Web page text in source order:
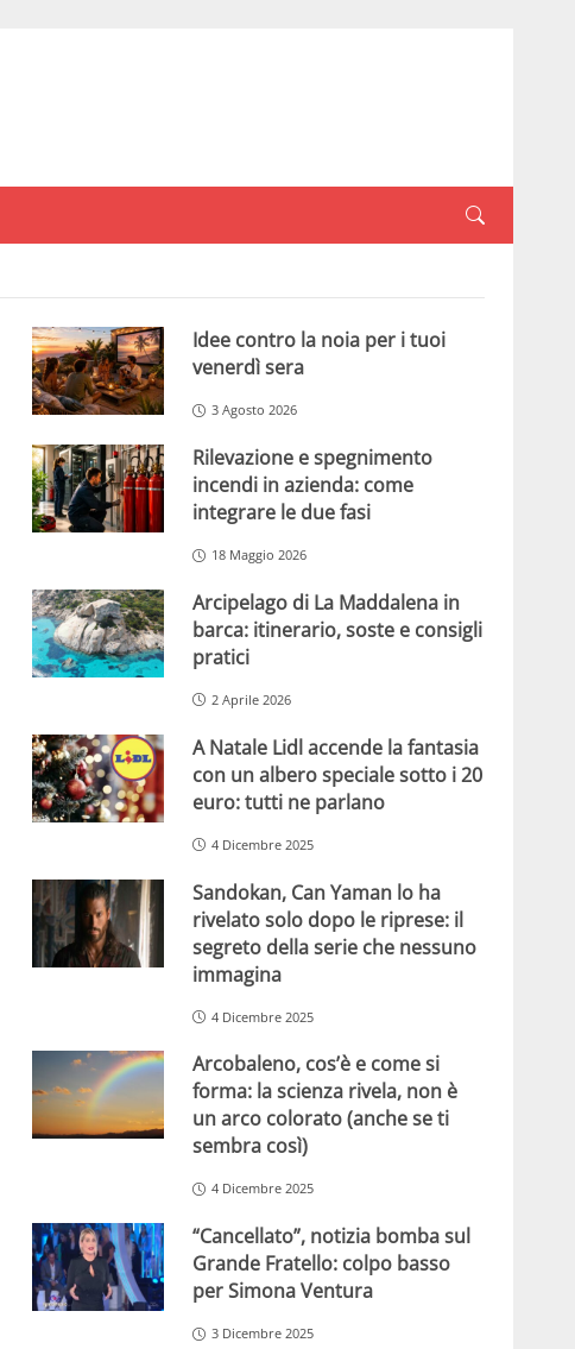
Idee contro la noia per i tuoi
venerdì sera
3 Agosto 2026
Rilevazione e spegnimento
incendi in azienda: come
integrare le due fasi
18 Maggio 2026
Arcipelago di La Maddalena in
barca: itinerario, soste e consigli
pratici
2 Aprile 2026
A Natale Lidl accende la fantasia
con un albero speciale sotto i 20
euro: tutti ne parlano
4 Dicembre 2025
Sandokan, Can Yaman lo ha
rivelato solo dopo le riprese: il
segreto della serie che nessuno
immagina
4 Dicembre 2025
Arcobaleno, cos’è e come si
forma: la scienza rivela, non è
un arco colorato (anche se ti
sembra così)
4 Dicembre 2025
“Cancellato”, notizia bomba sul
Grande Fratello: colpo basso
per Simona Ventura
3 Dicembre 2025